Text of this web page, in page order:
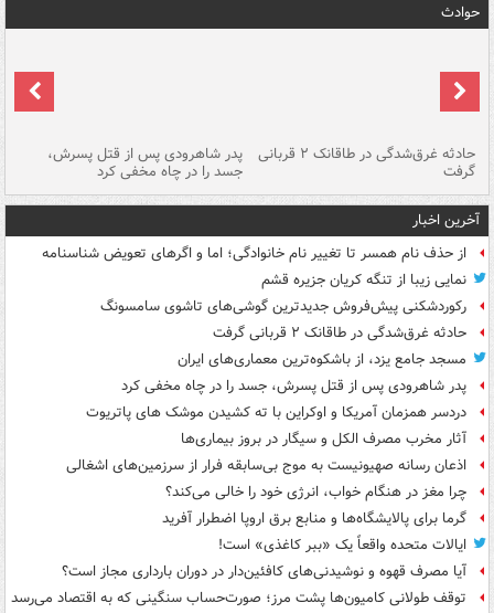
حوادث
حادثه غرق‌شدگی در طاقانک ۲ قربانی
گرفت
پدر شاهرودی پس از قتل پسرش،
جسد را در چاه مخفی کرد
آخرین اخبار
از حذف نام همسر تا تغییر نام خانوادگی؛ اما و اگرهای تعویض شناسنامه
نمایی زیبا از تنگه کریان جزیره قشم
رکوردشکنی پیش‌فروش جدیدترین گوشی‌های تاشوی سامسونگ
حادثه غرق‌شدگی در طاقانک ۲ قربانی گرفت
مسجد جامع یزد، از باشکوه‌ترین معماری‌های ایران
پدر شاهرودی پس از قتل پسرش، جسد را در چاه مخفی کرد
دردسر همزمان آمریکا و اوکراین با ته کشیدن موشک های پاتریوت
آثار مخرب مصرف الکل و سیگار در بروز بیماری‌ها
اذعان رسانه صهیونیست به موج بی‌سابقه فرار از سرزمین‌های اشغالی
چرا مغز در هنگام خواب، انرژی خود را خالی می‌کند؟
گرما برای پالایشگاه‌ها و منابع برق اروپا اضطرار آفرید
ایالات متحده واقعاً یک «ببر کاغذی» است!
آیا مصرف قهوه و نوشیدنی‌های کافئین‌دار در دوران بارداری مجاز است؟
توقف طولانی کامیون‌ها پشت مرز؛ صورت‌حساب سنگینی که به اقتصاد می‌رسد